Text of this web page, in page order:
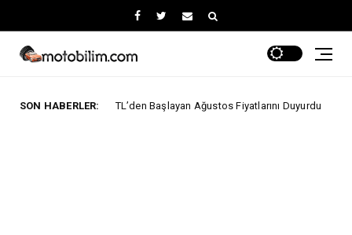
SON HABERLER:
TL’den Başlayan Ağustos Fiyatlarını Duyurdu ELEKTRİKLİ